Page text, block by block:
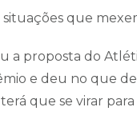
que
a proposta do
e deu no que
que se virar